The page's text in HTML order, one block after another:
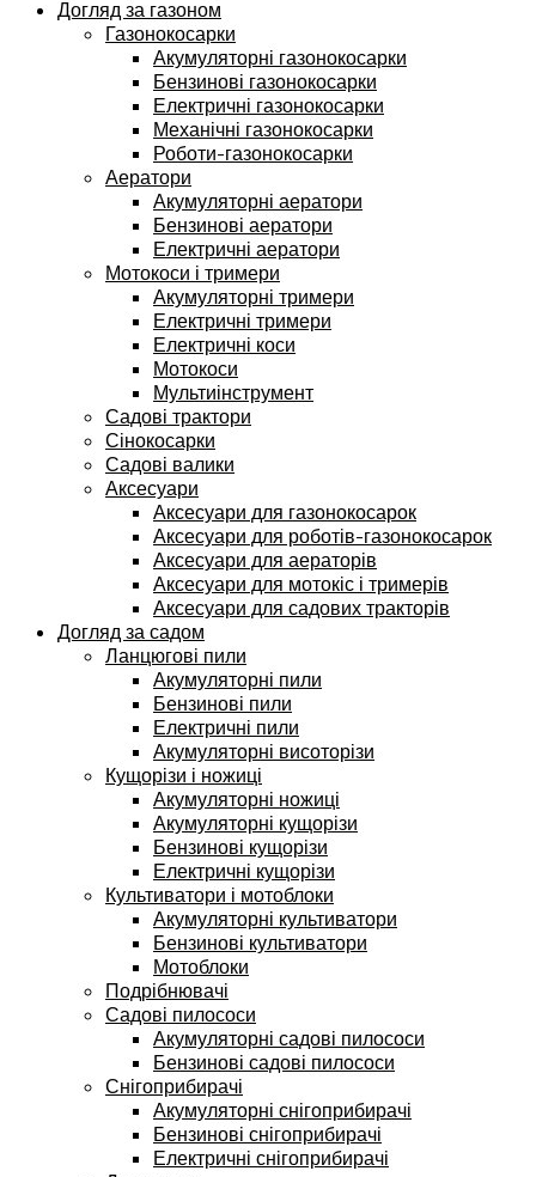
Догляд за газоном
Газонокосарки
Акумуляторні газонокосарки
Бензинові газонокосарки
Електричні газонокосарки
Механічні газонокосарки
Роботи-газонокосарки
Аератори
Акумуляторні аератори
Бензинові аератори
Електричні аератори
Мотокоси і тримери
Акумуляторні тримери
Електричні тримери
Електричні коси
Мотокоси
Мультиінструмент
Садові трактори
Сінокосарки
Садові валики
Аксесуари
Аксесуари для газонокосарок
Аксесуари для роботів-газонокосарок
Аксесуари для аераторів
Аксесуари для мотокіс і тримерів
Аксесуари для садових тракторів
Догляд за садом
Ланцюгові пили
Акумуляторні пили
Бензинові пили
Електричні пили
Акумуляторні висоторізи
Кущорізи і ножиці
Акумуляторні ножиці
Акумуляторні кущорізи
Бензинові кущорізи
Електричні кущорізи
Культиватори і мотоблоки
Акумуляторні культиватори
Бензинові культиватори
Мотоблоки
Подрібнювачі
Садові пилососи
Акумуляторні садові пилососи
Бензинові садові пилососи
Снігоприбирачі
Акумуляторні снігоприбирачі
Бензинові снігоприбирачі
Електричні снігоприбирачі